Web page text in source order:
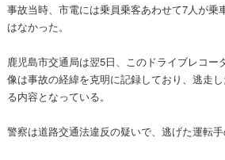
事故当時、市電には乗員乗客あわせて7人が乗
はなかった。
鹿児島市交通局は翌5日、このドライブレコー
像は事故の経緯を克明に記録しており、逃走
る内容となっている。
警察は道路交通法違反の疑いで、逃げた運転手